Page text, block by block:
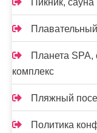
Пикник, сауна
Планета SPA,
комплекс
Пляжный
Политика